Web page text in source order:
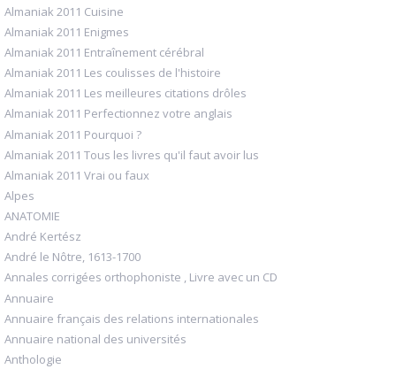
Almaniak 2011 Cuisine
Almaniak 2011 Enigmes
Almaniak 2011 Entraînement cérébral
Almaniak 2011 Les coulisses de l'histoire
Almaniak 2011 Les meilleures citations drôles
Almaniak 2011 Perfectionnez votre anglais
Almaniak 2011 Pourquoi ?
Almaniak 2011 Tous les livres qu'il faut avoir lus
Almaniak 2011 Vrai ou faux
Alpes
ANATOMIE
André Kertész
André le Nôtre, 1613-1700
Annales corrigées orthophoniste , Livre avec un CD
Annuaire
Annuaire français des relations internationales
Annuaire national des universités
Anthologie